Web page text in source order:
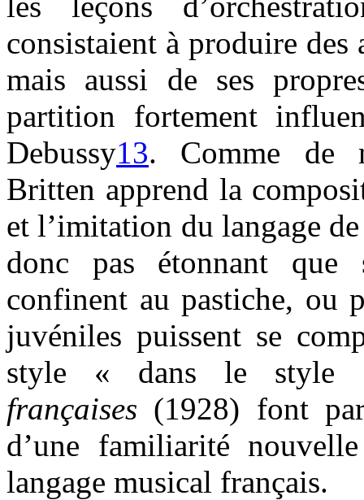
consistaient à produire des
mais aussi de ses
partition fortement
Debussy13. Comme de
Britten apprend la
et l’imitation du langage
donc pas étonnant que
confinent au pastiche, ou
juvéniles puissent se
style « dans le
françaises (1928) font
d’une familiarité
langage musical français.